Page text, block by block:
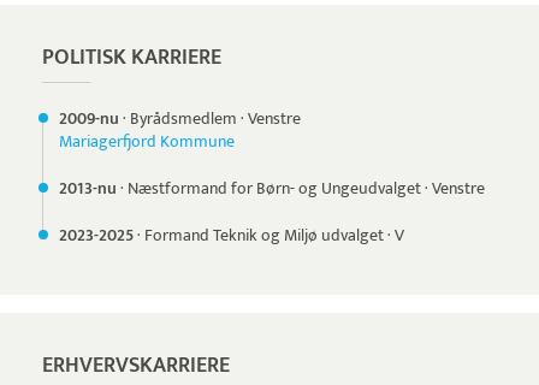
POLITISK KARRIERE
2009-nu· Byrådsmedlem·Venstre
Mariagerfjord Kommune
2013-nu· Næstformand for Børn- og Ungeudvalget·Venstre
2023-2025· Formand Teknik og Miljø udvalget·V
ERHVERVSKARRIERE